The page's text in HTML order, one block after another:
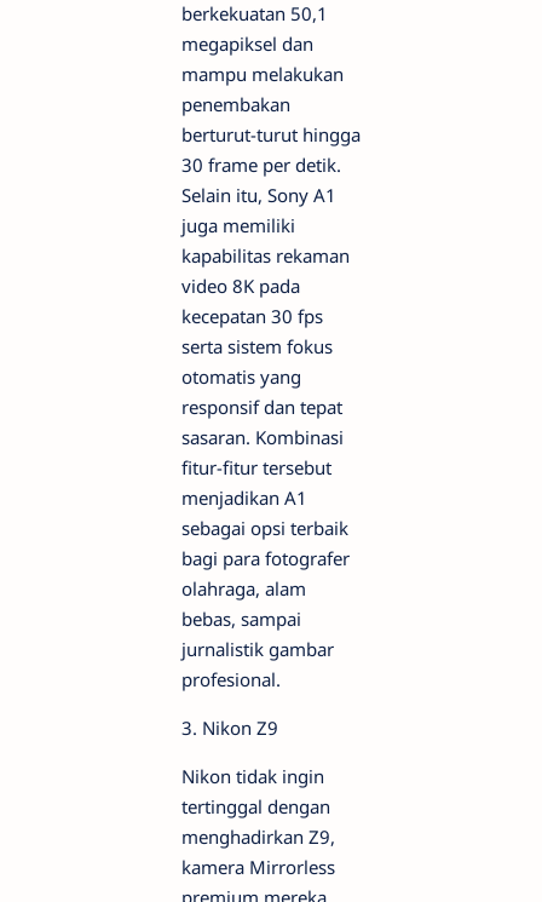
berkekuatan 50,1
megapiksel dan
mampu melakukan
penembakan
berturut-turut hingga
30 frame per detik.
Selain itu, Sony A1
juga memiliki
kapabilitas rekaman
video 8K pada
kecepatan 30 fps
serta sistem fokus
otomatis yang
responsif dan tepat
sasaran. Kombinasi
fitur-fitur tersebut
menjadikan A1
sebagai opsi terbaik
bagi para fotografer
olahraga, alam
bebas, sampai
jurnalistik gambar
profesional.
3. Nikon Z9
Nikon tidak ingin
tertinggal dengan
menghadirkan Z9,
kamera Mirrorless
premium mereka